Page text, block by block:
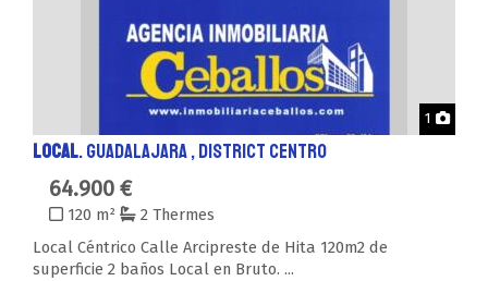
1
LOCAL. GUADALAJARA , District CENTRO
64.900 €
120 m²
2 Thermes
Local Céntrico Calle Arcipreste de Hita 120m2 de
superficie 2 baños Local en Bruto. ...